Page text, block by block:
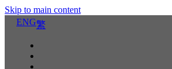
Skip to main content
ENG繁